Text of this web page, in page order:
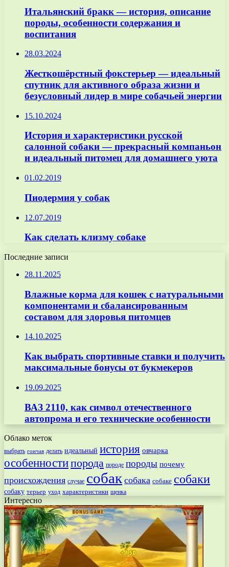
Итальянский бракк — история, описание
породы, особенности содержания и
воспитания
28.03.2024
Жесткошёрстный фокстерьер — идеальный
спутник для активного образа жизни и
безусловный лидер в мире собачьей энергии
15.10.2024
История и характеристики русской
салонной собаки — прекрасный компаньон
и идеальный питомец для домашнего уюта
01.02.2019
Пиодермия у собак
12.07.2019
Как сделать клизму собаке
Последние записи
28.11.2025
Влажные корма для кошек с натуральными
компонентами и сбалансированным
составом для здоровья питомцев
14.10.2025
Как выбрать спортивные ставки и получить
максимальные бонусы от букмекеров
19.09.2025
ВАЗ 2110, как символ отечественного
автопрома и его технические особенности
Облако меток
выбрать гончая делать идеальный история овчарка
особенностипорода породе породы почему
происхождения случае собак собака собаке собаки
собаку терьер уход характеристики щенка
Интересно